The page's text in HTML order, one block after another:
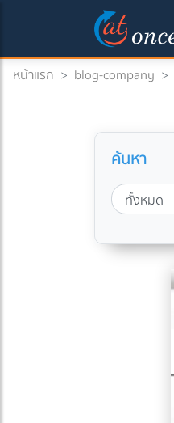
หน้าแรก > blog-company >
ค้นหา